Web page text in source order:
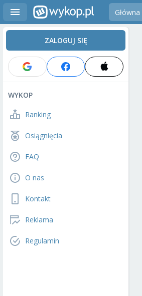
Główna
ZALOGUJ SIĘ
WYKOP
Ranking
Osiągnięcia
FAQ
O nas
Kontakt
Reklama
Regulamin